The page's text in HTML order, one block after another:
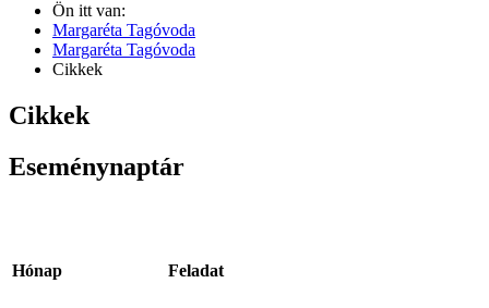
Ön itt van:
Margaréta Tagóvoda
Margaréta Tagóvoda
Cikkek
Cikkek
Eseménynaptár
Hónap Feladat